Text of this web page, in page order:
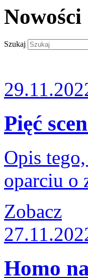
Nowości
Szukaj
Pięć
Opis
oparciu o
Zobacz
Homo